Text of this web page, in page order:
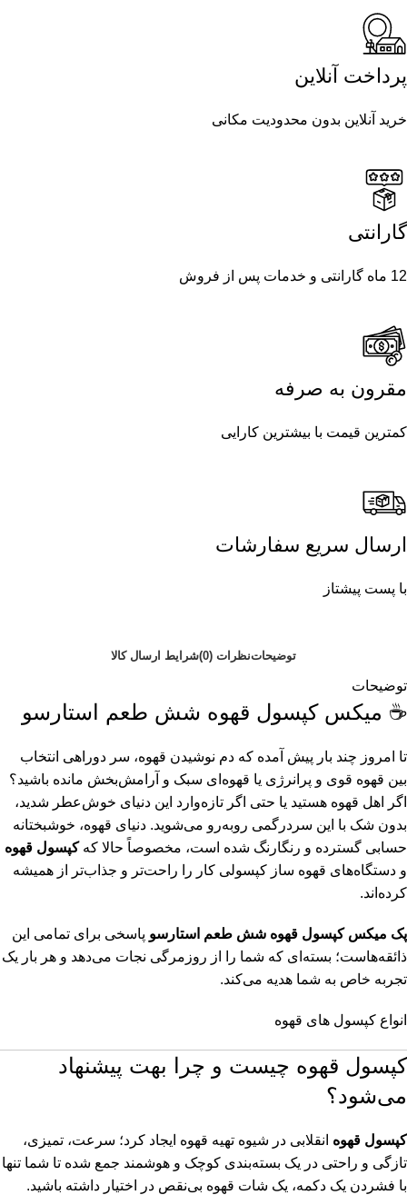
پرداخت آنلاین
خرید آنلاین بدون محدودیت مکانی
گارانتی
12 ماه گارانتی و خدمات پس از فروش
مقرون به صرفه
کمترین قیمت با بیشترین کارایی
ارسال سریع سفارشات
با پست پیشتاز
توضیحاتنظرات (0) شرایط ارسال کالا
توضیحات
☕ میکس کپسول قهوه شش طعم استارسو
تا امروز چند بار پیش آمده که دم نوشیدن قهوه، سر دوراهی انتخاب
بین قهوه قوی و پرانرژی یا قهوه‌ای سبک و آرامش‌بخش مانده باشید؟
اگر اهل قهوه هستید یا حتی اگر تازه‌وارد این دنیای خوش‌عطر شدید،
بدون شک با این سردرگمی روبه‌رو می‌شوید. دنیای قهوه، خوشبختانه
حسابی گسترده و رنگارنگ شده است، مخصوصاً حالا کهکپسول قهوه
و دستگاه‌های قهوه ساز کپسولی کار را راحت‌تر و جذاب‌تر از همیشه
کرده‌اند.
پک میکس کپسول قهوه شش طعم استارسو پاسخی برای تمامی این
ذائقه‌هاست؛ بسته‌ای که شما را از روزمرگی نجات می‌دهد و هر بار یک
تجربه‌ خاص به شما هدیه می‌کند.
انواع کپسول های قهوه
کپسول قهوه چیست و چرا بهت پیشنهاد
می‌شود؟
کپسول قهوه انقلابی در شیوه تهیه قهوه ایجاد کرد؛ سرعت، تمیزی،
تازگی و راحتی در یک بسته‌بندی کوچک و هوشمند جمع شده تا شما تنها
با فشردن یک دکمه، یک شات قهوه بی‌نقص در اختیار داشته باشید.